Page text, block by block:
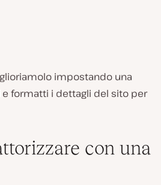
impostando una
formatti i dettagli del sito per
con una